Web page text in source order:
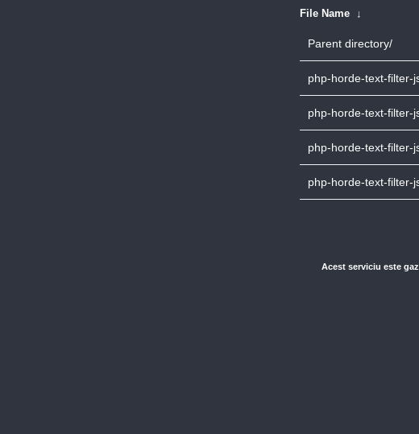
File Name ↓
Parent directory/
php-horde-text-filter-
php-horde-text-filter-
php-horde-text-filter-
php-horde-text-filter-
Acest serviciu este